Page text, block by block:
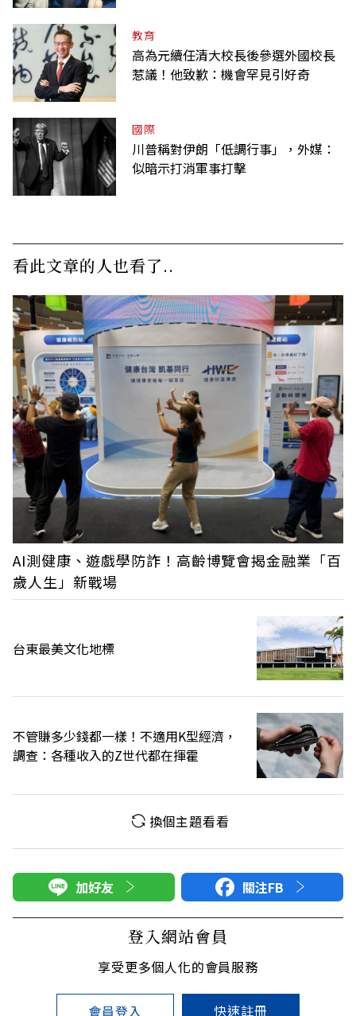
教育
高為元續任清大校長後參選外國校長
惹議！他致歉：機會罕見引好奇
國際
川普稱對伊朗「低調行事」，外媒：
似暗示打消軍事打擊
看此文章的人也看了..
AI測健康、遊戲學防詐！高齡博覽會揭金融業「百
歲人生」新戰場
台東最美文化地標
不管賺多少錢都一樣！不適用K型經濟，
調查：各種收入的Z世代都在揮霍
換個主題看看
加好友 關注FB
登入網站會員
享受更多個人化的會員服務
會員登入 快速註冊